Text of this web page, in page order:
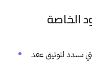
الخاصة
تسدد لتوثيق عقد